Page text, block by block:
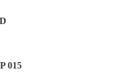
015